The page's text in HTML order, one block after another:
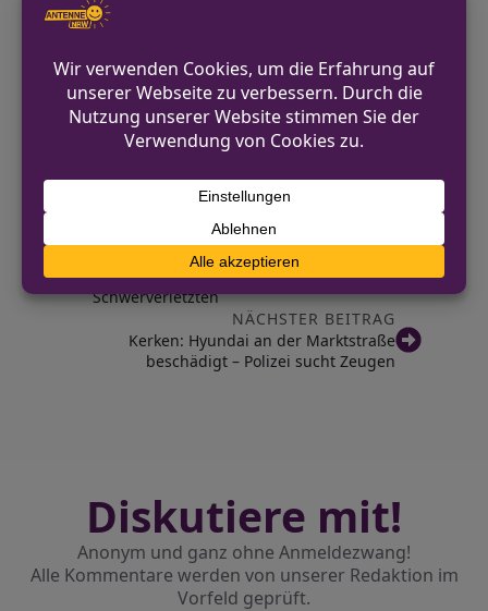
und 24 Fahrzeuge wurden kontrolliert.
Die Polizei ermittelt nun wegen
besonders schwerem
Landfriedensbruch, gefährlichem
Eingriff in den Straßenverkehr und
Widerstand.
VORHERIGER BEITRAG
Verkehrsunfall in Olsberg mit drei
Schwerverletzten
NÄCHSTER BEITRAG
Kerken: Hyundai an der Marktstraße
beschädigt – Polizei sucht Zeugen
Diskutiere mit!
Anonym und ganz ohne Anmeldezwang!
Alle Kommentare werden von unserer Redaktion im
Vorfeld geprüft.